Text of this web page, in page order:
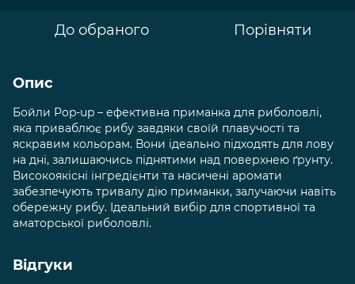
До обраного Порівняти
Опис
Бойли Pop-up – ефективна приманка для риболовлі,
яка приваблює рибу завдяки своїй плавучості та
яскравим кольорам. Вони ідеально підходять для лову
на дні, залишаючись піднятими над поверхнею ґрунту.
Високоякісні інгредієнти та насичені аромати
забезпечують тривалу дію приманки, залучаючи навіть
обережну рибу. Ідеальний вибір для спортивної та
аматорської риболовлі.
Відгуки